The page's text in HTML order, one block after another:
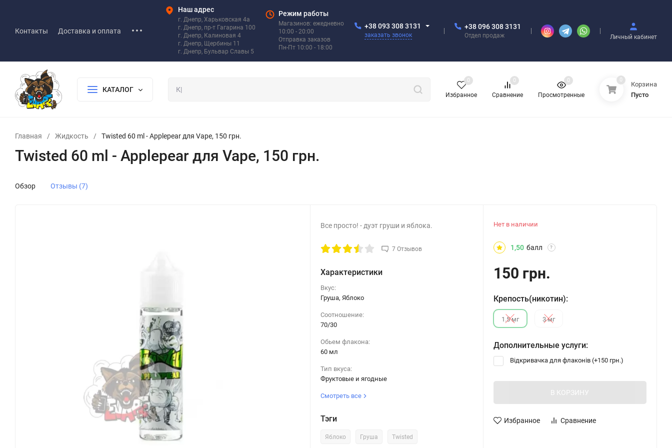
Контакты Доставка и оплата
Наш адрес
г. Днепр, Харьковская 4а
г. Днепр, пр-т Гагарина 100
г. Днепр, Калиновая 4
г. Днепр, Щербины 11
г. Днепр, Бульвар Славы 5
Режим работы
Магазинов: ежедневно
10:00 - 20:00
Отправка заказов
Пн-Пт 10:00 - 18:00
+38 093 308 3131
заказать звонок
+38 096 308 3131
Отдел продаж Личный кабинет
КАТАЛОГ
Избранное
0
Сравнение
0
Просмотренные
0 0
Корзина
Пусто
Главная / Жидкость / Twisted 60 ml - Applepear для Vape, 150 грн.
Twisted 60 ml - Applepear для Vape, 150 грн.
Обзор Отзывы (7)
Все просто! - дуэт груши и яблока.
7 Отзывов
Характеристики
Вкус:
Груша, Яблоко
Соотношение:
70/30
Обьем флакона:
60 мл
Тип вкуса:
Фруктовые и ягодные
Смотреть все
Тэги
Яблоко Груша Twisted
Нет в наличии
1,50 балл ?
150 грн.
Крепость(никотин):
1.5 мг 3 мг
Дополнительные услуги:
Відкривачка для флаконів (+150 грн.)
В КОРЗИНУ
Избранное Сравнение